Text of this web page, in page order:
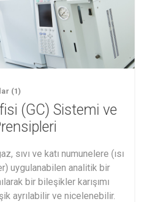
(1)
(GC) Sistemi ve
sıvı ve katı numunelere (ısı
uygulanabilen analitik bir
bir bileşikler karışımı
ayrılabilir ve nicelenebilir.